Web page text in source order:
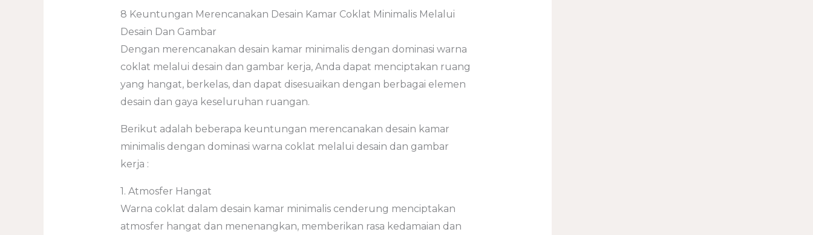
8 Keuntungan Merencanakan Desain Kamar Coklat Minimalis Melalui
Desain Dan Gambar
Dengan merencanakan desain kamar minimalis dengan dominasi warna
coklat melalui desain dan gambar kerja, Anda dapat menciptakan ruang
yang hangat, berkelas, dan dapat disesuaikan dengan berbagai elemen
desain dan gaya keseluruhan ruangan.
Berikut adalah beberapa keuntungan merencanakan desain kamar
minimalis dengan dominasi warna coklat melalui desain dan gambar
kerja :
1. Atmosfer Hangat
Warna coklat dalam desain kamar minimalis cenderung menciptakan
atmosfer hangat dan menenangkan, memberikan rasa kedamaian dan